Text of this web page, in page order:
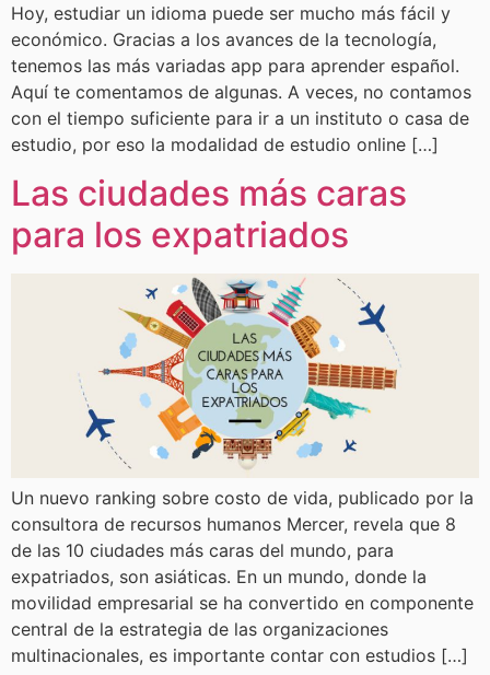
Hoy, estudiar un idioma puede ser mucho más fácil y
económico. Gracias a los avances de la tecnología,
tenemos las más variadas app para aprender español.
Aquí te comentamos de algunas. A veces, no contamos
con el tiempo suficiente para ir a un instituto o casa de
estudio, por eso la modalidad de estudio online […]
Las ciudades más caras
para los expatriados
Un nuevo ranking sobre costo de vida, publicado por la
consultora de recursos humanos Mercer, revela que 8
de las 10 ciudades más caras del mundo, para
expatriados, son asiáticas. En un mundo, donde la
movilidad empresarial se ha convertido en componente
central de la estrategia de las organizaciones
multinacionales, es importante contar con estudios […]